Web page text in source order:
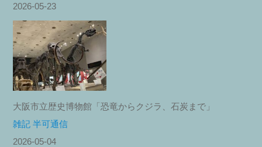
2026-05-23
大阪市立歴史博物館「恐竜からクジラ、石炭まで」
雑記 半可通信
2026-05-04